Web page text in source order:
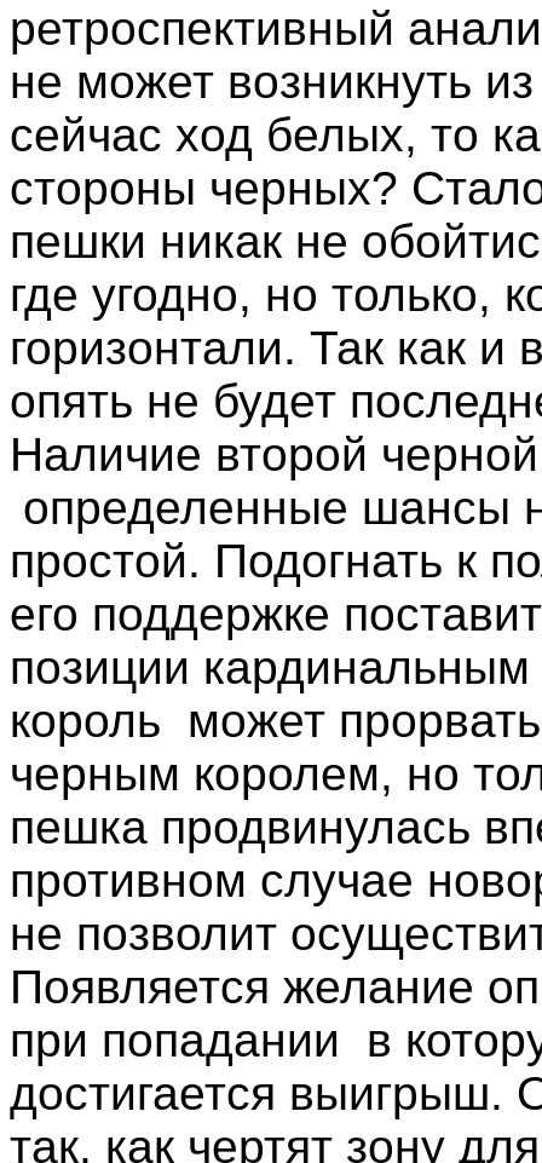
ретроспективный
не может возникнуть
сейчас ход белых, то
стороны черных?
пешки никак не
где угодно, но только,
горизонтали. Так как
опять не будет
Наличие второй
определенные шансы
простой. Подогнать к
его поддержке
позиции
король может
черным королем, но
пешка продвинулась
противном случае
не позволит
Появляется желание
при попадании
в
достигается выигрыш.
так, как чертят зону